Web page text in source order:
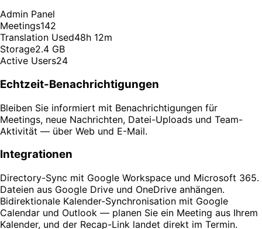
Admin Panel
Meetings142
Translation Used48h 12m
Storage2.4 GB
Active Users24
Echtzeit-Benachrichtigungen
Bleiben Sie informiert mit Benachrichtigungen für
Meetings, neue Nachrichten, Datei-Uploads und Team-
Aktivität — über Web und E-Mail.
Integrationen
Directory-Sync mit Google Workspace und Microsoft 365.
Dateien aus Google Drive und OneDrive anhängen.
Bidirektionale Kalender-Synchronisation mit Google
Calendar und Outlook — planen Sie ein Meeting aus Ihrem
Kalender, und der Recap-Link landet direkt im Termin.